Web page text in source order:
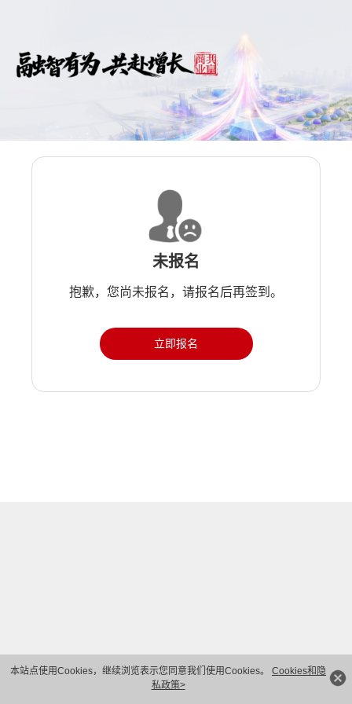
本站点使用Cookies，继续浏览表示您同意我们使用Cookies。 Cookies和隐
私政策>
未报名
抱歉，您尚未报名，请报名后再签到。
立即报名